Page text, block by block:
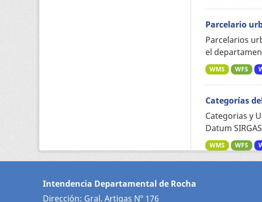
Parcelario
Parcelarios
el
WMS WFS
Categorías
Categorias y
Datum
WMS WFS
Intendencia Departamental de Rocha
Dirección: Gral. Artigas Nº 176